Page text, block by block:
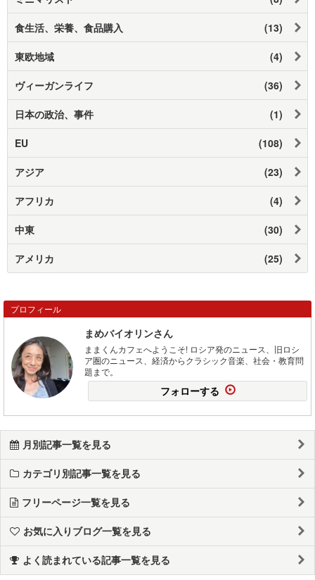
食生活、栄養、食品購入 (13)
東欧地域 (4)
ヴィーガンライフ (36)
日本の政治、事件 (1)
EU (108)
アジア (23)
アフリカ (4)
中東 (30)
アメリカ (25)
プロフィール
まめバイオリンさん
ままくんカフェへようこそ! ロシア発のニュース、旧ロシ
ア圏のニュース、経済からクラシック音楽、社会・教育問
題まで。
フォローする
月別記事一覧を見る
カテゴリ別記事一覧を見る
フリーページ一覧を見る
お気に入りブログ一覧を見る
よく読まれている記事一覧を見る